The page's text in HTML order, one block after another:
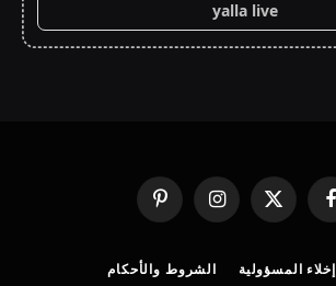
yalla live
فيسبوك
X
(Twitter)
الانستغرامبينتيريست
إخلاء المسؤولية الشروط والأحكام